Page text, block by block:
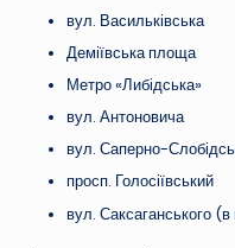
вул. Васильківська
Деміївська площа
Метро «Либідська»
вул. Антоновича
вул. Саперно-
просп. Голосіївський
вул. Саксаганського